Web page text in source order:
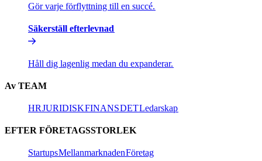
Gör varje förflyttning till en succé.​​
Säkerställ efterlevnad​​
Håll dig lagenlig medan du expanderar.​​
Av TEAM​​
HR​​JURIDISK​​FINANS​​DET​​Ledarskap​​
EFTER FÖRETAGSSTORLEK​​
Startups​​Mellanmarknaden​​Företag​​